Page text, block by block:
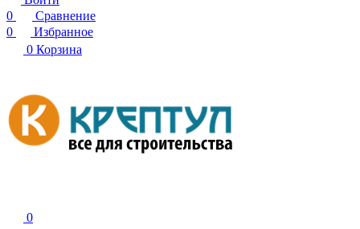
0
Сравнение
0
Избранное
0 Корзина
0